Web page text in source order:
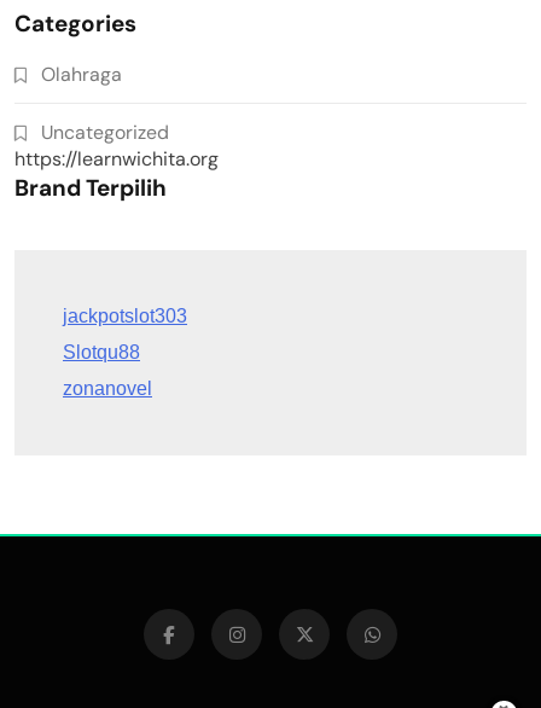
Categories
Olahraga
Uncategorized
https://learnwichita.org
Brand Terpilih
Slotqu88
zonanovel